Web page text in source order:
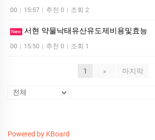
00 | 15:57 | 추천 0 | 조회 2
New 서현 약물낙태유산유도제비용및효능
00 | 15:50 | 추천 0 | 조회 1
1 » 마지막
Powered by KBoard